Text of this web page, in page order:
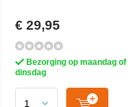
€ 29,95
Bezorging op maandag of
dinsdag